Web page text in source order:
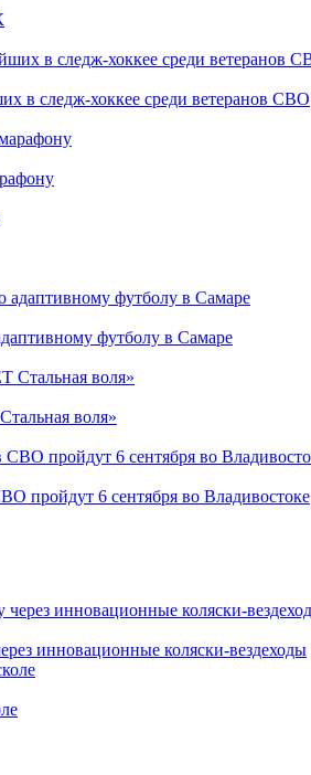
в следж-хоккее среди ветеранов СВО
футболу в Самаре
воля»
пройдут 6 сентября во Владивостоке
инновационные коляски-вездеходы